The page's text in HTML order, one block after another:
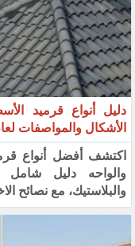
دليل أنواع قرميد
الأشكال والمواصفات لعام
اكتشف أفضل أنواع
والواحه دليل شامل
والبلاستيك، مع نصائح